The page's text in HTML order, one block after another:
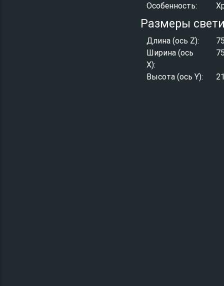
Особенность:
Размеры
Длина (ось Z):
Ширина (ось
X):
Высота (ось Y):